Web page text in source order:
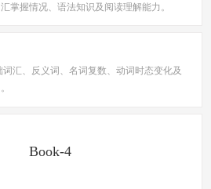
掌握情况、语法知识及阅读理解能力。
汇、反义词、名词复数、动词时态变化及
Book-4